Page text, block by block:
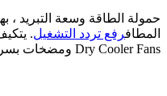
حمولة الطاقة وسعة التبريد
المطافرفع تردد التشغيل
Dry Cooler Fans ومضخات بسرعة قابلة للتعديل.